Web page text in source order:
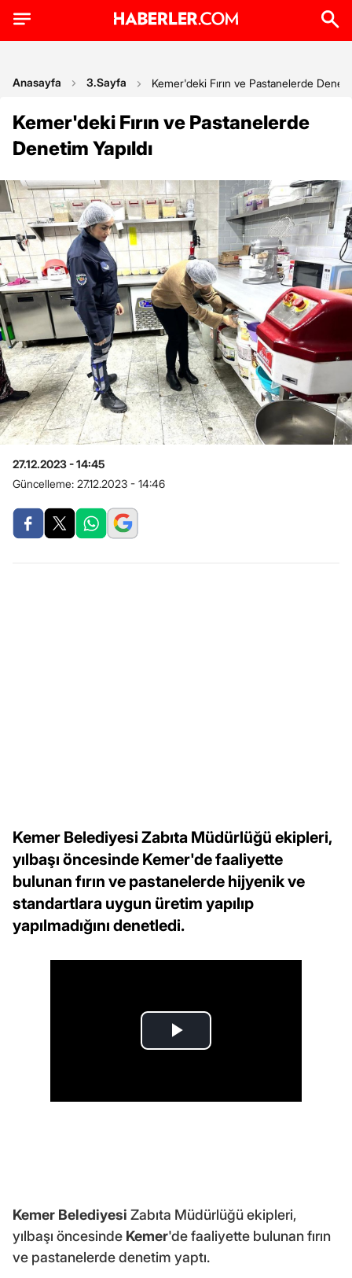
Anasayfa 3.Sayfa Kemer'deki Fırın ve Pastanelerde
Kemer'deki Fırın ve Pastanelerde
Denetim Yapıldı
27.12.2023 - 14:45
Güncelleme: 27.12.2023 - 14:46
Kemer Belediyesi Zabıta Müdürlüğü ekipleri,
yılbaşı öncesinde Kemer'de faaliyette
bulunan fırın ve pastanelerde hijyenik ve
standartlara uygun üretim yapılıp
yapılmadığını denetledi.
Kemer Belediyesi Zabıta Müdürlüğü ekipleri,
yılbaşı öncesinde Kemer'de faaliyette bulunan fırın
ve pastanelerde denetim yaptı.